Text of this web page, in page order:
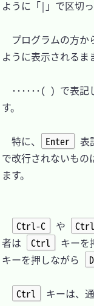
ように「|」で区切っ
プログラムの方か
ように表示されるま
･･････( ) で表記
す。
特に、 Enter
表
で改行されないもの
ます。
Ctrl-C や
者は
Ctrl キーを
キーを押しながら
D
Ctrl
キーは、